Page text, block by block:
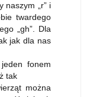
naszym „r” i
twardego
„gh”. Dla
jak dla nas
fonem
tak
można